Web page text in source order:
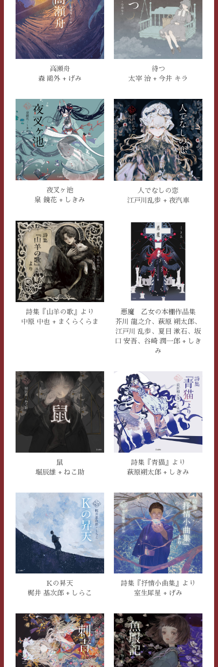
高瀬舟
森 鷗外 + げみ
待つ
太宰 治 + 今井 キラ
夜叉ヶ池
泉 鏡花 + しきみ
人でなしの恋
江戸川乱歩 + 夜汽車
詩集『山羊の歌』より
中原 中也 + まくらくらま
悪魔 乙女の本棚作品集
芥川 龍之介、萩原 朔太郎、
江戸川 乱歩、夏目 漱石、坂
口 安吾、谷崎 潤一郎 + しき
み
鼠
堀辰雄 + ねこ助
詩集『青猫』より
萩原朔太郎 + しきみ
Kの昇天
梶井 基次郎 + しらこ
詩集『抒情小曲集』より
室生犀星 + げみ